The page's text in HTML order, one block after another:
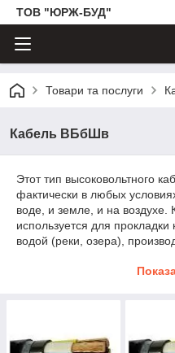
ТОВ "ЮРЖ-БУД"
Товари та послуги
Кабель ВБбШв
Этот тип высоковольтного
фактически в любых
воде, и земле, и на
используется для
водой (реки, озера),
взрыва. Кабель можно